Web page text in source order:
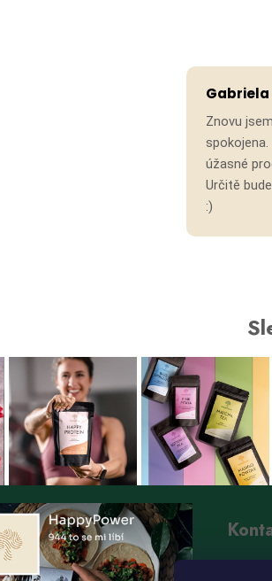
Gabriela
Znovu
úžasné
Určitě
:)